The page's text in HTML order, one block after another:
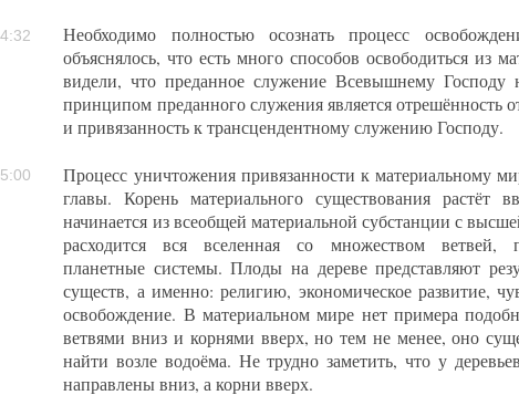
Необходимо полностью осознать процесс
объяснялось, что есть много способов освободиться из
видели, что преданное служение Всевышнему
принципом преданного служения является отрешённость
и привязанность к трансцендентному служению Господу.
Процесс уничтожения привязанности к материальному
главы. Корень материального существования растёт
начинается из всеобщей материальной субстанции с
расходится вся вселенная со множеством ветвей,
планетные системы. Плоды на дереве представляют
существ, а именно: религию, экономическое развитие,
освобождение. В материальном мире нет примера
ветвями вниз и корнями вверх, но тем не менее, оно
найти возле водоёма. Не трудно заметить, что у
направлены вниз, а корни вверх.